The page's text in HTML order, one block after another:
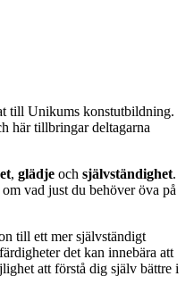
till Unikums konstutbildning.
här tillbringar deltagarna
, glädje och självständighet.
vad just du behöver öva på
till ett mer självständigt
det kan innebära att
att förstå dig själv bättre i